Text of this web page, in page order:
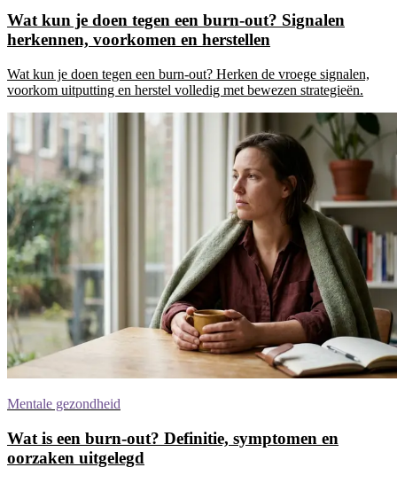
Wat kun je doen tegen een burn-out? Signalen
herkennen, voorkomen en herstellen
Wat kun je doen tegen een burn-out? Herken de vroege signalen,
voorkom uitputting en herstel volledig met bewezen strategieën.
Mentale gezondheid
Wat is een burn-out? Definitie, symptomen en
oorzaken uitgelegd